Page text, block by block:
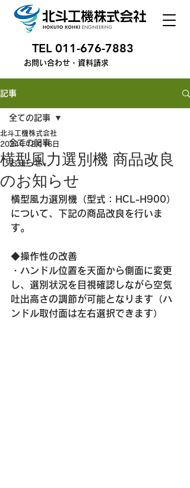
TEL 011-676-7883
お問い合わせ・資料請求
記事
全ての記事
お知らせ
全ての記事
横型風力選別機 商品改良
のお知らせ
北斗工機株式会社
2024年12月16日
横型風力選別機（型式：HCL-H900）
について、下記の商品改良を行いま
す。
◆操作性の改善
・ハンドル位置を天面から側面に変更
し、選別状況を目視確認しながら空気
吐出高さの調節が可能となります（ハ
ンドル取付面は左右選択できます）